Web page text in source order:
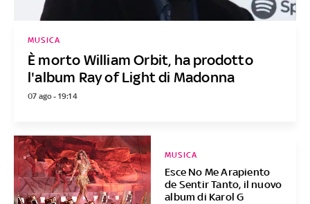
È morto William Orbit, ha prodotto
l'album Ray of Light di Madonna
MUSICA
07 ago - 19:14
Esce No Me Arapiento
de Sentir Tanto, il nuovo
album di Karol G
MUSICA